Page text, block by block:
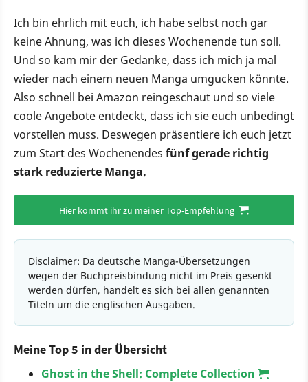
Ich bin ehrlich mit euch, ich habe selbst noch gar
keine Ahnung, was ich dieses Wochenende tun soll.
Und so kam mir der Gedanke, dass ich mich ja mal
wieder nach einem neuen Manga umgucken könnte.
Also schnell bei Amazon reingeschaut und so viele
coole Angebote entdeckt, dass ich sie euch unbedingt
vorstellen muss. Deswegen präsentiere ich euch jetzt
zum Start des Wochenendes fünf gerade richtig
stark reduzierte Manga.
Hier kommt ihr zu meiner Top-Empfehlung
Disclaimer: Da deutsche Manga-Übersetzungen
wegen der Buchpreisbindung nicht im Preis gesenkt
werden dürfen, handelt es sich bei allen genannten
Titeln um die englischen Ausgaben.
Meine Top 5 in der Übersicht
Ghost in the Shell: Complete Collection